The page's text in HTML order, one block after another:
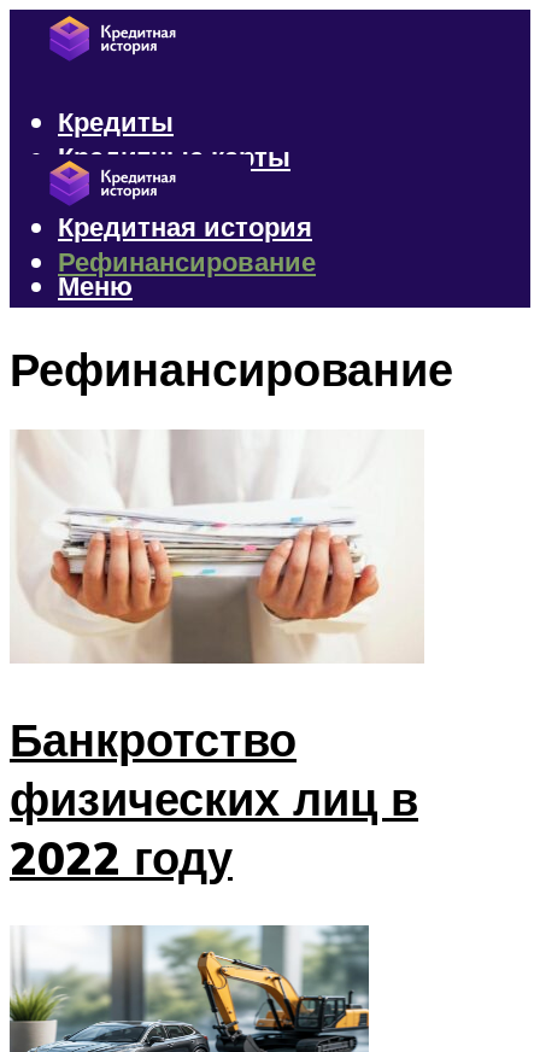
Кредиты
Кредитные карты
Микрозаймы
Кредитная история
Рефинансирование
Меню
Рефинансирование
Банкротство
физических лиц в
2022 году